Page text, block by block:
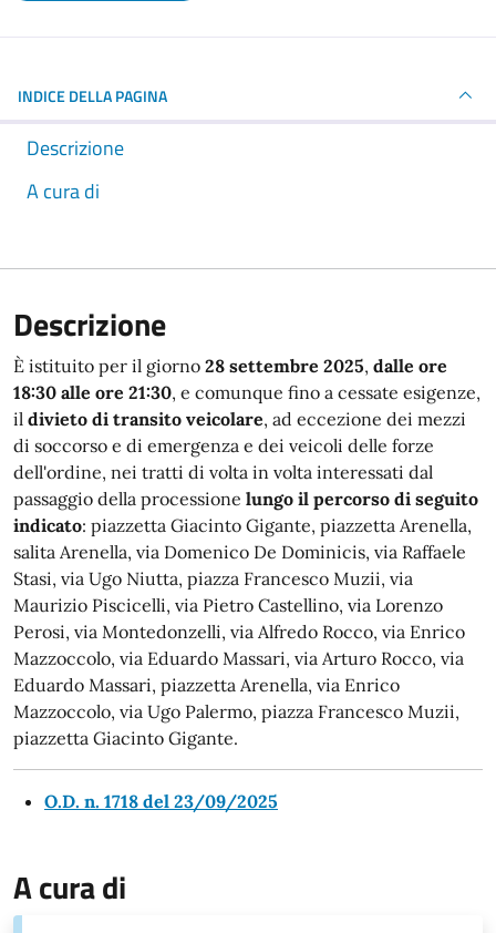
INDICE DELLA PAGINA
Descrizione
A cura di
Descrizione
È istituito per il giorno 28 settembre 2025, dalle ore
18:30 alle ore 21:30, e comunque fino a cessate esigenze,
il divieto di transito veicolare, ad eccezione dei mezzi
di soccorso e di emergenza e dei veicoli delle forze
dell'ordine, nei tratti di volta in volta interessati dal
passaggio della processione lungo il percorso di seguito
indicato: piazzetta Giacinto Gigante, piazzetta Arenella,
salita Arenella, via Domenico De Dominicis, via Raffaele
Stasi, via Ugo Niutta, piazza Francesco Muzii, via
Maurizio Piscicelli, via Pietro Castellino, via Lorenzo
Perosi, via Montedonzelli, via Alfredo Rocco, via Enrico
Mazzoccolo, via Eduardo Massari, via Arturo Rocco, via
Eduardo Massari, piazzetta Arenella, via Enrico
Mazzoccolo, via Ugo Palermo, piazza Francesco Muzii,
piazzetta Giacinto Gigante.
O.D. n. 1718 del 23/09/2025
A cura di